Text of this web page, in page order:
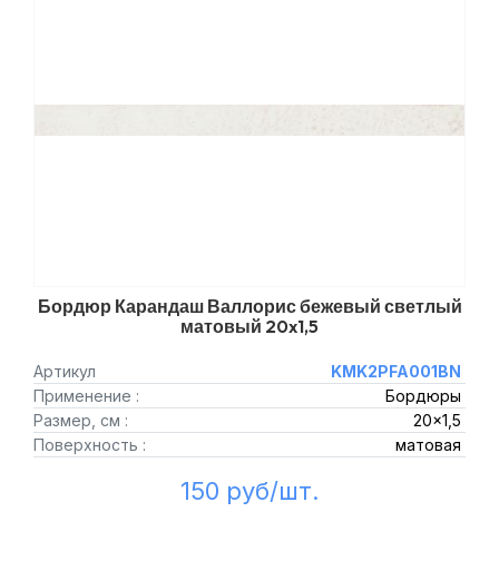
Бордюр Карандаш Валлорис бежевый светлый
матовый 20x1,5
Артикул
KMK2PFA001BN
Применение :
Бордюры
Размер, см :
20x1,5
Поверхность :
матовая
150 руб/шт.